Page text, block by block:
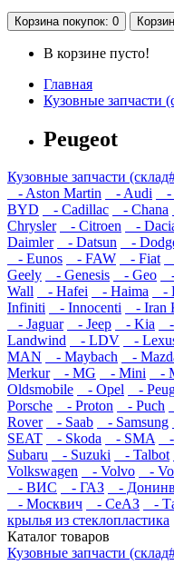
Корзина покупок: 0
В корзине пусто!
Главная
Кузовные запчасти
Peugeot
Кузовные запчасти
- Aston Martin
- Audi -
BYD
- Cadillac - Chana
Chrysler
- Citroen -
Daimler
- Datsun -
- Eunos
- FAW - Fiat
Geely
- Genesis - Geo
Wall
- Hafei - Haima -
Infiniti
- Innocenti - Iran
- Jaguar
- Jeep - Kia -
Landwind
- LDV -
MAN
- Maybach -
Merkur
- MG - Mini -
Oldsmobile
- Opel -
Porsche
- Proton - Puch
Rover
- Saab - Samsung
SEAT
- Skoda - SMA -
Subaru
- Suzuki - Talbot
Volkswagen
- Volvo -
- ВИС
- ГАЗ -
- Москвич
- СеАЗ -
крылья из стеклопластика
Каталог товаров
Кузовные запчасти